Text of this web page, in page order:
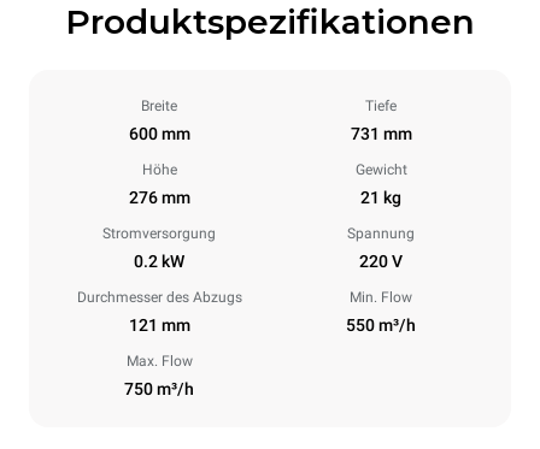
Produktspezifikationen
Breite
600 mm
Tiefe
731 mm
Höhe
276 mm
Gewicht
21 kg
Stromversorgung
0.2 kW
Spannung
220 V
Durchmesser des Abzugs
121 mm
Min. Flow
550 m³/h
Max. Flow
750 m³/h